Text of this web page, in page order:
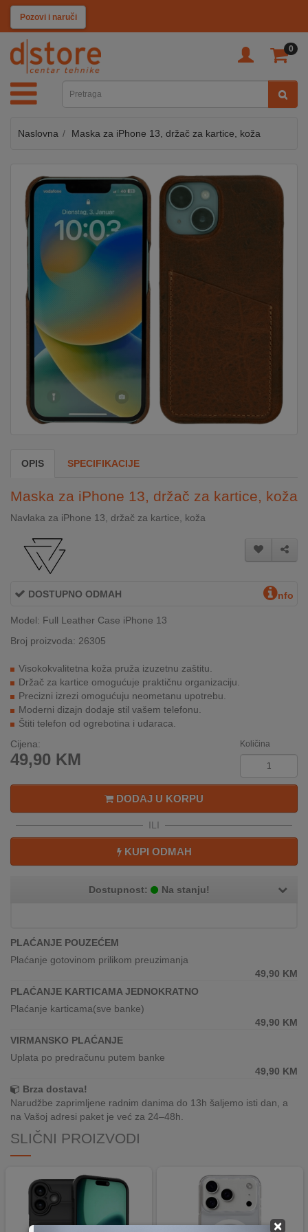
Pozovi i naruči
0
KATEGORIJE
TV
SAT
MOBILNI
AUDIO
KUĆANSKI
APARATI
ENERGIJA
KLIMATIZACIJA
AKCIJE
BRENDOVI
NOVO
PONUDI
KONTAKT
I
SERVIS
O
NAMA
KAKO
KUPOVINA
IZ
INOSTRANSTVA
ENERGETSKE
UČINKOVITOSTI
DIGITALIS ×
Naslovna Maska za iPhone 13, držač za kartice, koža
OPIS SPECIFIKACIJE
Maska za iPhone 13, držač za kartice, koža
Navlaka za iPhone 13, držač za kartice, koža
DOSTUPNO ODMAH nfo
Model: Full Leather Case iPhone 13
Broj proizvoda: 26305
Visokokvalitetna koža pruža izuzetnu zaštitu.
Držač za kartice omogućuje praktičnu organizaciju.
Precizni izrezi omogućuju neometanu upotrebu.
Moderni dizajn dodaje stil vašem telefonu.
Štiti telefon od ogrebotina i udaraca.
Cijena:
49,90 KM
Količina
DODAJ U KORPU
ILI
KUPI ODMAH
Dostupnost: Na stanju!
PLAĆANJE POUZEĆEM
Plaćanje gotovinom prilikom preuzimanja
49,90 KM
PLAĆANJE KARTICAMA JEDNOKRATNO
Plaćanje karticama(sve banke)
49,90 KM
VIRMANSKO PLAĆANJE
Uplata po predračunu putem banke
49,90 KM
Brza dostava!
Narudžbe zaprimljene radnim danima do 13h šaljemo isti dan, a
na Vašoj adresi paket je već za 24–48h.
SLIČNI PROIZVODI